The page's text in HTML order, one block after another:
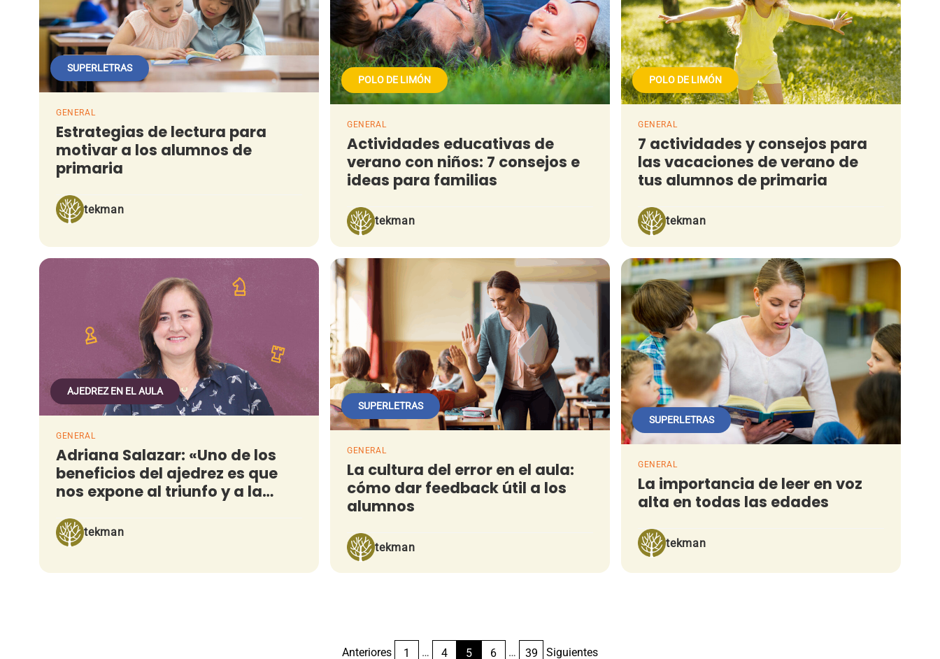
SUPERLETRAS
GENERAL
Estrategias de lectura para
motivar a los alumnos de
primaria
tekman
POLO DE LIMÓN
GENERAL
Actividades educativas de
verano con niños: 7 consejos e
ideas para familias
tekman
POLO DE LIMÓN
GENERAL
7 actividades y consejos para
las vacaciones de verano de
tus alumnos de primaria
tekman
AJEDREZ EN EL AULA
GENERAL
Adriana Salazar: «Uno de los
beneficios del ajedrez es que
nos expone al triunfo y a la
tekman
SUPERLETRAS
GENERAL
La cultura del error en el aula:
cómo dar feedback útil a los
alumnos
tekman
SUPERLETRAS
GENERAL
La importancia de leer en voz
alta en todas las edades
tekman
Anteriores 1 … 4 5 6 … 39 Siguientes